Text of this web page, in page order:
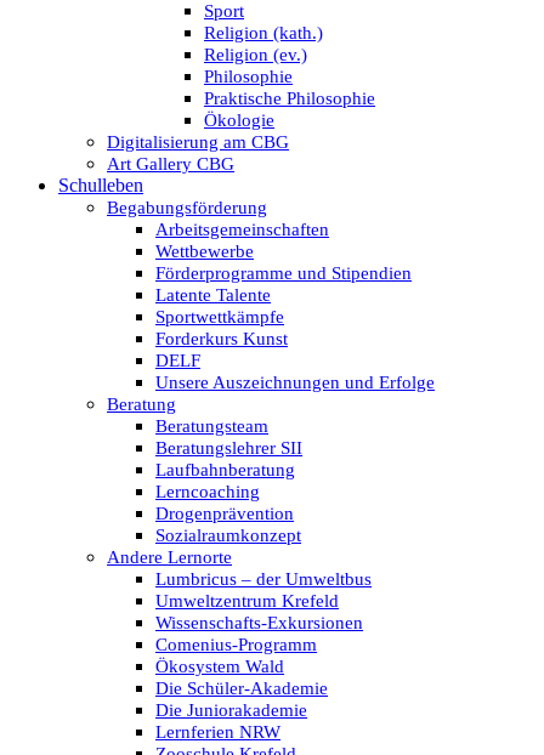
Sport
Religion (kath.)
Religion (ev.)
Philosophie
Praktische Philosophie
Ökologie
Digitalisierung am CBG
Art Gallery CBG
Schulleben
Begabungsförderung
Arbeitsgemeinschaften
Wettbewerbe
Förderprogramme und Stipendien
Latente Talente
Sportwettkämpfe
Forderkurs Kunst
DELF
Unsere Auszeichnungen und Erfolge
Beratung
Beratungsteam
Beratungslehrer SII
Laufbahnberatung
Lerncoaching
Drogenprävention
Sozialraumkonzept
Andere Lernorte
Lumbricus – der Umweltbus
Umweltzentrum Krefeld
Wissenschafts-Exkursionen
Comenius-Programm
Ökosystem Wald
Die Schüler-Akademie
Die Juniorakademie
Lernferien NRW